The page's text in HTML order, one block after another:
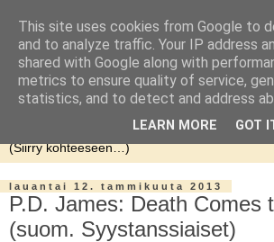
lauantai 12. tammikuuta 2013
P.D. James: Death Comes
(suom. Syystanssiaiset)
This site uses cookies from Google to
and to analyze traffic. Your IP address
shared with Google along with
metrics to ensure quality of service,
statistics, and to detect and address
LEARN MORE GOT